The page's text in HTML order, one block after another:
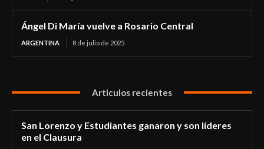
Ángel Di María vuelve a Rosario Central
ARGENTINA 8 de julio de 2025
Articulos recientes
San Lorenzo y Estudiantes ganaron y son líderes
en el Clausura